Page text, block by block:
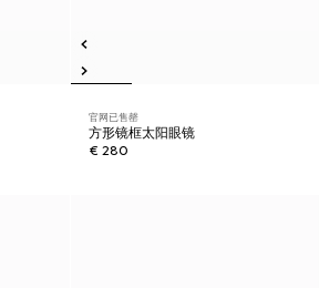
官网已售罄
方形镜框太阳眼镜
€ 280